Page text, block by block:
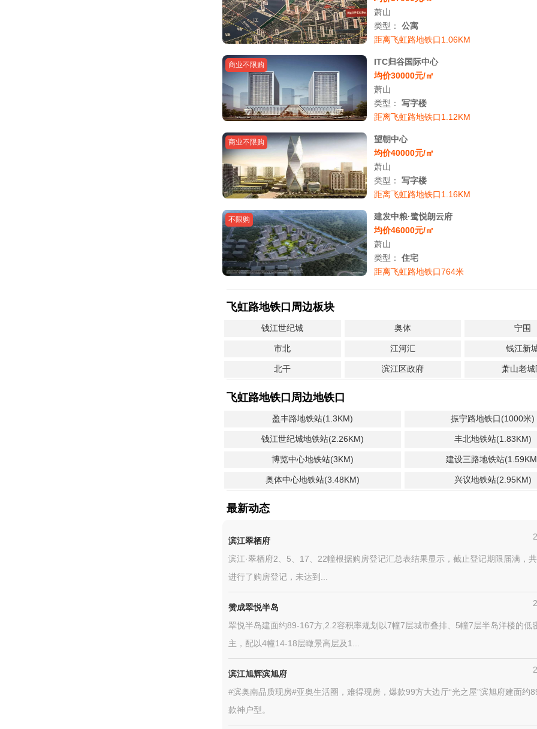
萧山
类型： 公寓
距离飞虹路地铁口1.06KM
商业不限购
ITC归谷国际中心
均价30000元/㎡
萧山
类型： 写字楼
距离飞虹路地铁口1.12KM
商业不限购
望朝中心
均价40000元/㎡
萧山
类型： 写字楼
距离飞虹路地铁口1.16KM
不限购
建发中粮·鹭悦朗云府
均价46000元/㎡
萧山
类型： 住宅
距离飞虹路地铁口764米
飞虹路地铁口周边板块
钱江世纪城 奥体 宁围
市北 江河汇 钱江新
北干 滨江区政府 萧山老城
飞虹路地铁口周边地铁口
盈丰路地铁站(1.3KM) 振宁路地铁口(1000米)
钱江世纪城地铁站(2.26KM) 丰北地铁站(1.83KM)
博览中心地铁站(3KM) 建设三路地铁站
奥体中心地铁站(3.48KM) 兴议地铁站(2.95KM)
最新动态
滨江翠栖府
滨江·翠栖府2、5、17、22幢根据购房登记汇总表结果显示，截止登记期限届满，
进行了购房登记，未达到...
赞成翠悦半岛
翠悦半岛建面约89-167方,2.2容积率规划以7幢7层城市叠排、5幢7层半岛洋楼的低
主，配以4幢14-18层瞰景高层及1...
滨江旭辉滨旭府
#滨奥南品质现房#亚奥生活圈，难得现房，爆款99方大边厅“光之屋”滨旭府建面约
款神户型。